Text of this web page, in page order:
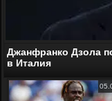
Джанфранко Дзола
в Италия